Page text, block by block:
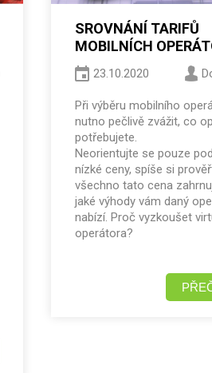
SROVNÁNÍ TARIFŮ
MOBILNÍCH
23.10.2020
Při výběru mobilního
nutno pečlivě zvážit, co
potřebujete.
Neorientujte se pouze
nízké ceny, spíše si
všechno tato cena
jaké výhody vám daný
nabízí. Proč vyzkoušet
operátora?